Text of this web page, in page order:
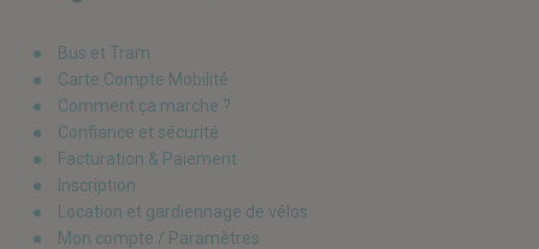
Bus et Tram
Carte Compte Mobilité
Comment ça marche ?
Confiance et sécurité
Facturation & Paiement
Inscription
Location et gardiennage de vélos
Mon compte / Paramètres